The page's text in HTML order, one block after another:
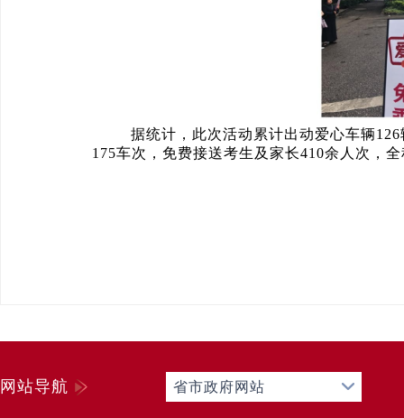
据统计，此次活动累计出动爱心车辆126
175车次，免费接送考生及家长410余人次，
网站导航 省市政府网站